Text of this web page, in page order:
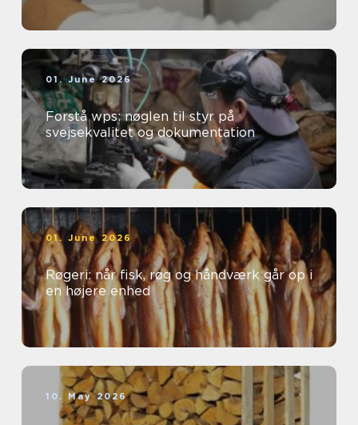
01. June 2026
Forstå wps: nøglen til styr på
svejsekvalitet og dokumentation
01. June 2026
Røgeri: når fisk, røg og håndværk går op i
en højere enhed
10. May 2026